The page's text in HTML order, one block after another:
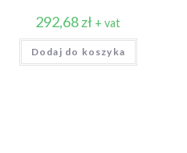
292,68zł + vat
Dodaj do koszyka